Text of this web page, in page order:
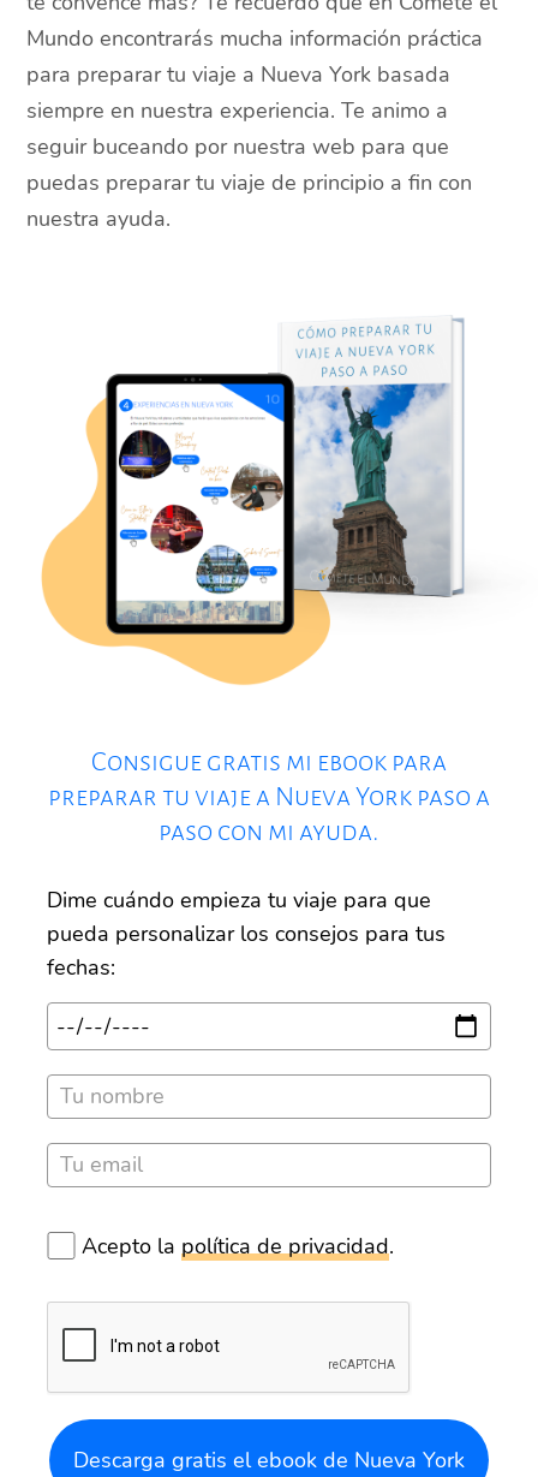
Mundo encontrarás mucha información práctica
para preparar tu viaje a Nueva York basada
siempre en nuestra experiencia. Te animo a
seguir buceando por nuestra web para que
puedas preparar tu viaje de principio a fin con
nuestra ayuda.
Consigue gratis mi ebook para
preparar tu viaje a Nueva York paso a
paso con mi ayuda.
Dime cuándo empieza tu viaje para que
pueda personalizar los consejos para tus
fechas:
Acepto la política de privacidad.
Descarga gratis el ebook de Nueva York